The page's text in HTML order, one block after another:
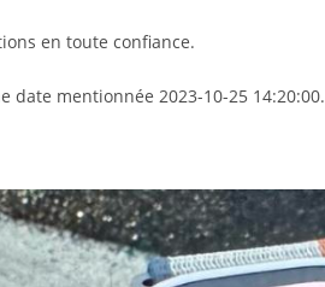
en toute confiance.
date mentionnée 2023-10-25 14:20:00.